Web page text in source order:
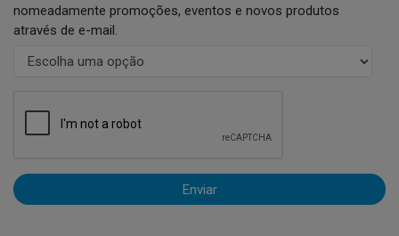
nomeadamente promoções, eventos e novos produtos
através de e-mail.
Enviar